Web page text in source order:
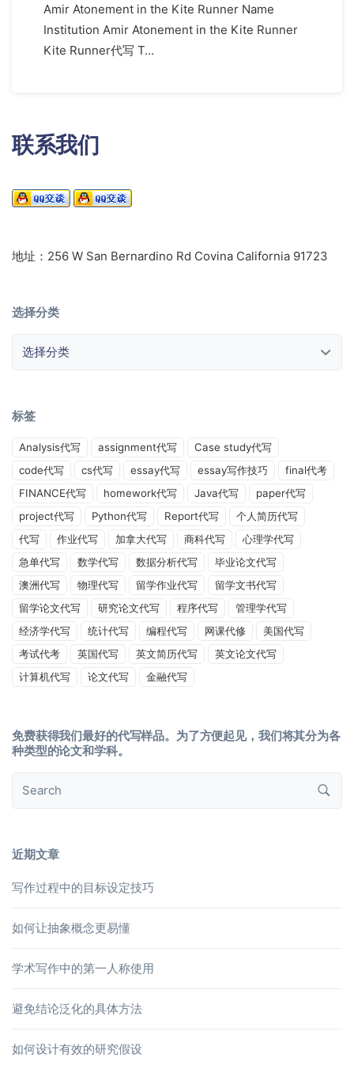
Amir Atonement in the Kite Runner Name
Institution Amir Atonement in the Kite Runner
Kite Runner代写 T…
联系我们
地址：256 W San Bernardino Rd Covina California 91723
选择分类
标签
Analysis代写 assignment代写
Case study代写
code代写
cs代写 essay代写 essay写作技巧
final代考
FINANCE代写
homework代写 Java代写
paper代写
project代写
Python代写 Report代写
个人简历代写
代写
作业代写 加拿大代写 商科代写
心理学代写
急单代写
数学代写 数据分析代写
毕业论文代写
澳洲代写
物理代写 留学作业代写
留学文书代写
留学论文代写
研究论文代写 程序代写
管理学代写
经济学代写
统计代写 编程代写 网课代修
美国代写
考试代考
英国代写 英文简历代写
英文论文代写
计算机代写
论文代写 金融代写
免费获得我们最好的代写样品。为了方便起见，我们将其分为各
种类型的论文和学科。
近期文章
写作过程中的目标设定技巧
如何让抽象概念更易懂
学术写作中的第一人称使用
避免结论泛化的具体方法
如何设计有效的研究假设